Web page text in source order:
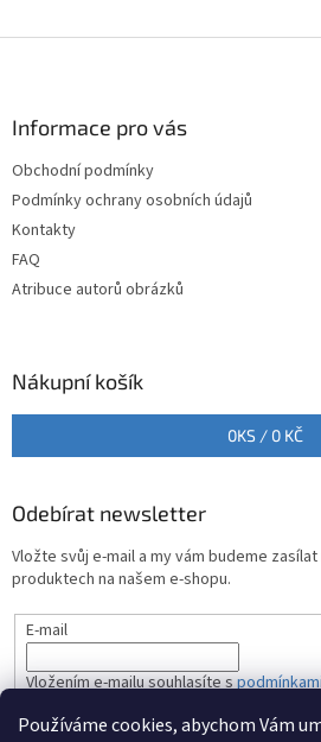
Používáme cookies, abychom Vám
Informace pro vás
Obchodní podmínky
Podmínky ochrany osobních údajů
Kontakty
FAQ
Atribuce autorů obrázků
Nákupní košík
0KS / 0 KČ
Odebírat newsletter
Vložte svůj e-mail a my vám budeme
produktech na našem e-shopu.
E-mail
Vložením e-mailu souhlasíte s